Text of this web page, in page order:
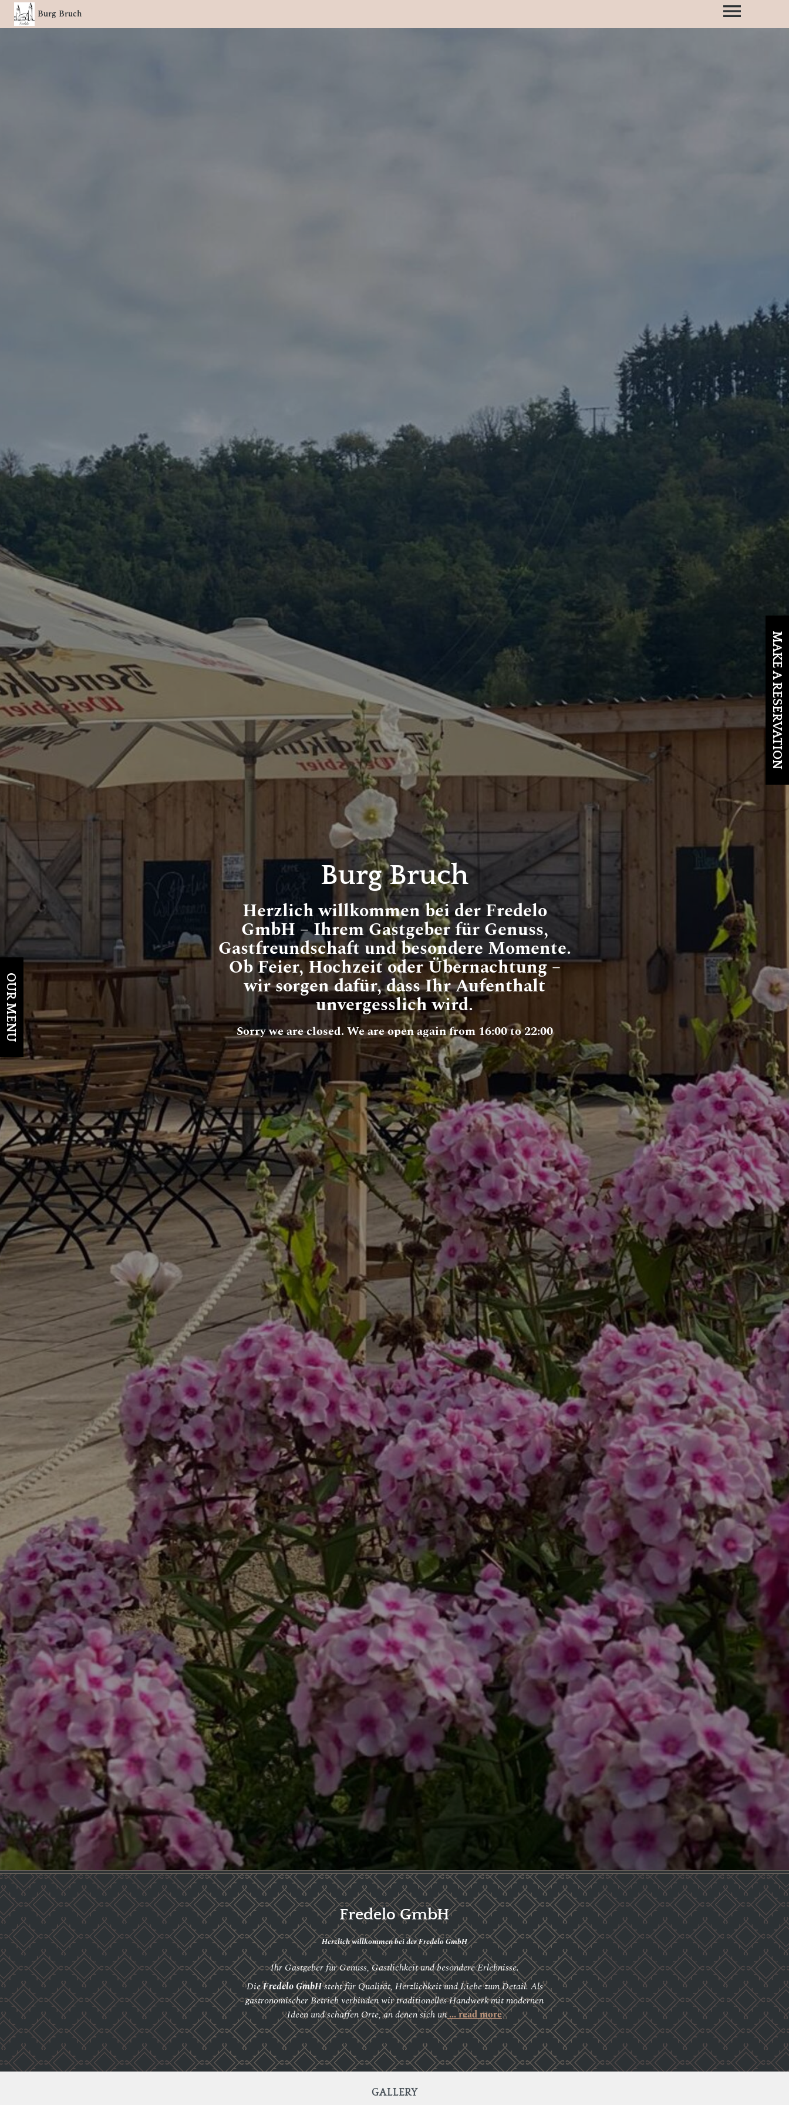
Burg Bruch
Burg Bruch
Herzlich willkommen bei der Fredelo
GmbH – Ihrem Gastgeber für Genuss,
Gastfreundschaft und besondere Momente.
Ob Feier, Hochzeit oder Übernachtung –
wir sorgen dafür, dass Ihr Aufenthalt
unvergesslich wird.
Sorry we are closed. We are open again from 16:00 to 22:00
OUR MENU
MAKE A RESERVATION
Fredelo GmbH
Herzlich willkommen bei der Fredelo GmbH
Ihr Gastgeber für Genuss, Gastlichkeit und besondere Erlebnisse.
DieFredelo GmbHsteht für Qualität, Herzlichkeit und Liebe zum Detail. Als
gastronomischer Betrieb verbinden wir traditionelles Handwerk mit modernen
Ideen und schaffen Orte, an denen sich un... read more
GALLERY